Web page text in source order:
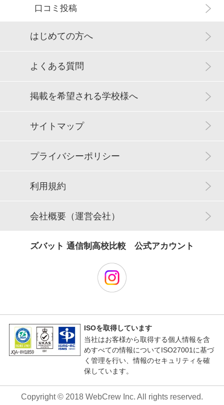
口コミ投稿
はじめての方へ
よくある質問
掲載を希望される学校様へ
サイトマップ
プライバシーポリシー
利用規約
会社概要（運営会社）
ズバット 通信制高校比較 公式アカウント
ISOを取得しています
当社はお客様から取得する個人情報を含
めすべての情報についてISO27001に基づ
く管理を行い、情報のセキュリティを確
保しています。
Copyright © 2018 WebCrew Inc. All rights reserved.